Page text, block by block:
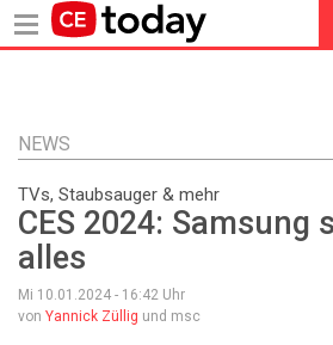
Inhalt
NEWS
TVs, Staubsauger & mehr
CES 2024: Samsung
alles
Mi 10.01.2024 - 16:42 Uhr
von Yannick Züllig und msc